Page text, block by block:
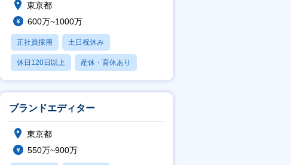
東京都
600万~1000万
正社員採用 土日祝休み
休日120日以上 産休・育休あり
賞与あり
ブランドエディター
東京都
550万~900万